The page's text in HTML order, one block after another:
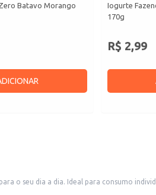
Batavo Morango
Iogurte
170g
R$ 2,99
o seu dia a dia. Ideal para consumo